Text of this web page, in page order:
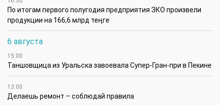
По итогам первого полугодия предприятия ЗКО произвели
продукции на 166,6 млрд теңге
6 августа
15:00
Таншовщица из Уральска завоевала Супер-Гран-при в Пекине
13:00
Делаешь ремонт – соблюдай правила